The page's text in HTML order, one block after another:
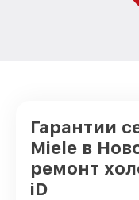
Гарантии
Miele в
ремонт
iD